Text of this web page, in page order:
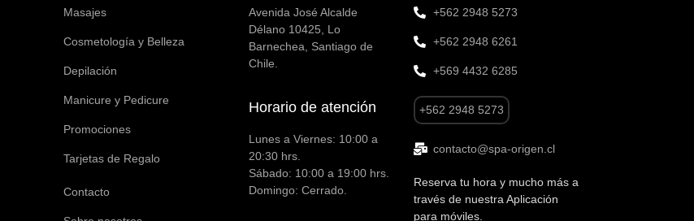
Masajes
Cosmetología y Belleza
Depilación
Manicure y Pedicure
Promociones
Tarjetas de Regalo
Contacto
Avenida José Alcalde
Délano 10425, Lo
Barnechea, Santiago de
Chile.
Horario de atención
Lunes a Viernes: 10:00 a
20:30 hrs.
Sábado: 10:00 a 19:00 hrs.
Domingo: Cerrado.
+562 2948 5273
+562 2948 6261
+569 4432 6285
+562 2948 5273
contacto@spa-origen.cl
Reserva tu hora y mucho más a
través de nuestra Aplicación
para móviles.